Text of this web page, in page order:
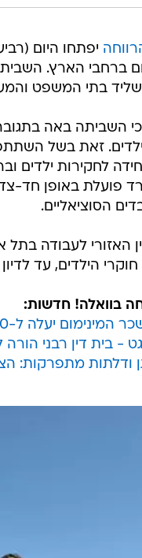
יפתחו היום
ברחבי הארץ.
שליד בתי המשפט
כי השביתה באה
זאת בשל
לחקירות
פועלת באופן חד-
הסוציאליים.
האזורי לעבודה
הילדים, עד
בוואלה! חדשות:
יעלה ל-5,000 שקל
ודלתות מתפרקות: